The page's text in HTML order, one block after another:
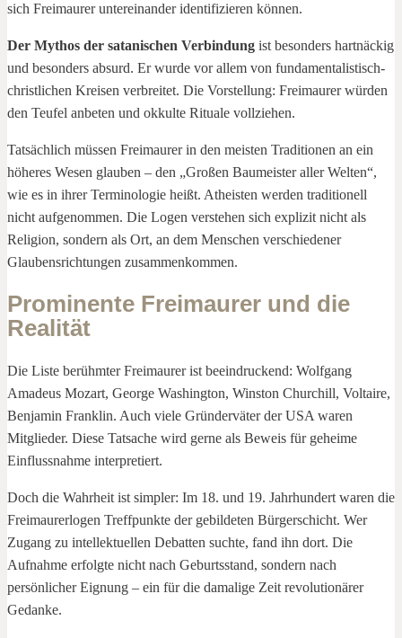
sich Freimaurer untereinander identifizieren können.
Der Mythos der satanischen Verbindung ist besonders hartnäckig
und besonders absurd. Er wurde vor allem von fundamentalistisch-
christlichen Kreisen verbreitet. Die Vorstellung: Freimaurer würden
den Teufel anbeten und okkulte Rituale vollziehen.
Tatsächlich müssen Freimaurer in den meisten Traditionen an ein
höheres Wesen glauben – den „Großen Baumeister aller Welten“,
wie es in ihrer Terminologie heißt. Atheisten werden traditionell
nicht aufgenommen. Die Logen verstehen sich explizit nicht als
Religion, sondern als Ort, an dem Menschen verschiedener
Glaubensrichtungen zusammenkommen.
Prominente Freimaurer und die
Realität
Die Liste berühmter Freimaurer ist beeindruckend: Wolfgang
Amadeus Mozart, George Washington, Winston Churchill, Voltaire,
Benjamin Franklin. Auch viele Gründerväter der USA waren
Mitglieder. Diese Tatsache wird gerne als Beweis für geheime
Einflussnahme interpretiert.
Doch die Wahrheit ist simpler: Im 18. und 19. Jahrhundert waren die
Freimaurerlogen Treffpunkte der gebildeten Bürgerschicht. Wer
Zugang zu intellektuellen Debatten suchte, fand ihn dort. Die
Aufnahme erfolgte nicht nach Geburtsstand, sondern nach
persönlicher Eignung – ein für die damalige Zeit revolutionärer
Gedanke.